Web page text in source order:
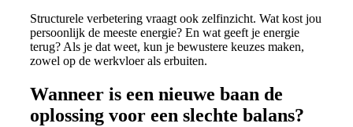
Structurele verbetering vraagt ook zelfinzicht. Wat kost jou
persoonlijk de meeste energie? En wat geeft je energie
terug? Als je dat weet, kun je bewustere keuzes maken,
zowel op de werkvloer als erbuiten.
Wanneer is een nieuwe baan de
oplossing voor een slechte balans?